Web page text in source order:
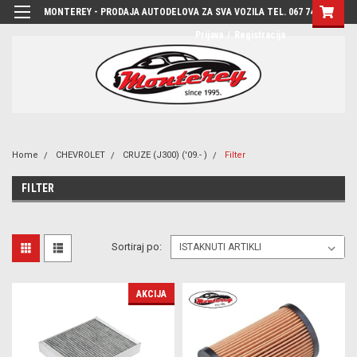
MONTEREY - PRODAJA AUTODELOVA ZA SVA VOZILA TEL. 067 7444-780
Home CHEVROLET CRUZE (J300) ('09.- ) Filter
FILTER
Sortiraj po:
AKCIJA